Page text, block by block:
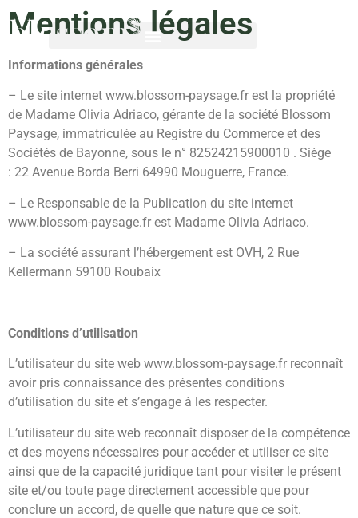
Mentions légales
Informations générales
– Le site internet www.blossom-paysage.fr est la propriété
de Madame Olivia Adriaco, gérante de la société Blossom
Paysage, immatriculée au Registre du Commerce et des
Sociétés de Bayonne, sous le n° 82524215900010 . Siège
: 22 Avenue Borda Berri 64990 Mouguerre, France.
– Le Responsable de la Publication du site internet
www.blossom-paysage.fr est Madame Olivia Adriaco.
– La société assurant l’hébergement est OVH, 2 Rue
Kellermann 59100 Roubaix
Conditions d’utilisation
L’utilisateur du site web www.blossom-paysage.fr reconnaît
avoir pris connaissance des présentes conditions
d’utilisation du site et s’engage à les respecter.
L’utilisateur du site web reconnaît disposer de la compétence
et des moyens nécessaires pour accéder et utiliser ce site
ainsi que de la capacité juridique tant pour visiter le présent
site et/ou toute page directement accessible que pour
conclure un accord, de quelle que nature que ce soit.